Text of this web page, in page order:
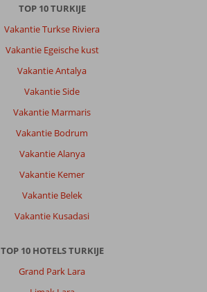
TOP 10 TURKIJE
Vakantie Turkse Riviera
Vakantie Egeische kust
Vakantie Antalya
Vakantie Side
Vakantie Marmaris
Vakantie Bodrum
Vakantie Alanya
Vakantie Kemer
Vakantie Belek
Vakantie Kusadasi
TOP 10 HOTELS TURKIJE
Grand Park Lara